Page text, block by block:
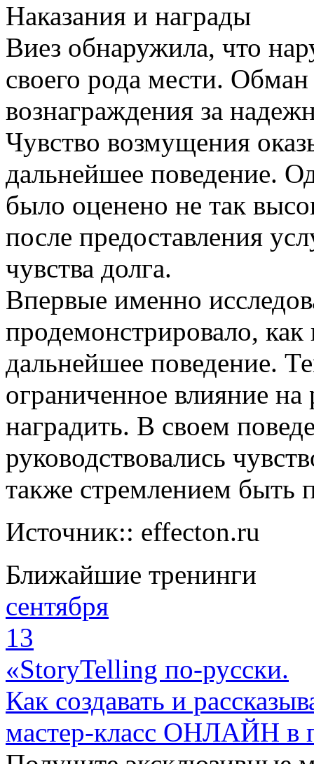
Наказания и награды
Виез обнаружила, что
своего рода мести.
вознаграждения за
Чувство возмущения
дальнейшее поведение.
было оценено не так
после предоставления
чувства долга.
Впервые именно
продемонстрировало,
дальнейшее поведение.
ограниченное влияние
наградить. В своем
руководствовались
также стремлением быть
Источник:: effecton.ru
Ближайшие тренинги
сентября
13
«StoryTelling по-русски.
Как создавать и
мастер-класс ОНЛАЙН в